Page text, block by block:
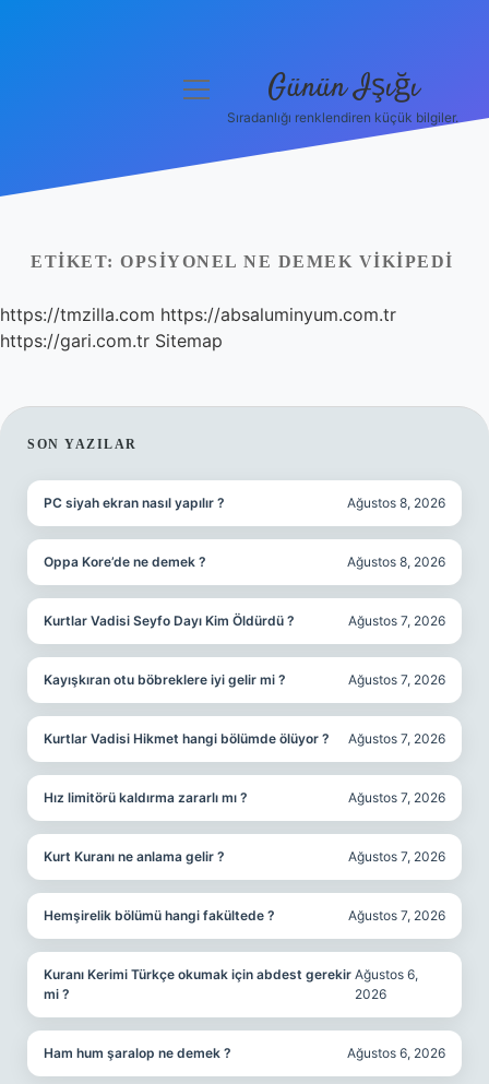
Yasal Uyarı
Hakkımızda
menüyü
Günün Işığı
Sıradanlığı renklendiren küçük bilgiler.
ETIKET: OPSIYONEL NE DEMEK VIKIPEDI
https://tmzilla.com https://absaluminyum.com.tr
https://gari.com.tr Sitemap
SIDEBAR
SON YAZILAR
PC siyah ekran nasıl yapılır ? Ağustos 8, 2026
Oppa Kore’de ne demek ? Ağustos 8, 2026
Kurtlar Vadisi Seyfo Dayı Kim Öldürdü ? Ağustos 7, 2026
Kayışkıran otu böbreklere iyi gelir mi ? Ağustos 7, 2026
Kurtlar Vadisi Hikmet hangi bölümde ölüyor ? Ağustos 7, 2026
Hız limitörü kaldırma zararlı mı ? Ağustos 7, 2026
Kurt Kuranı ne anlama gelir ? Ağustos 7, 2026
Hemşirelik bölümü hangi fakültede ? Ağustos 7, 2026
Kuranı Kerimi Türkçe okumak için abdest gerekir
mi ?
Ağustos 6,
2026
Ham hum şaralop ne demek ? Ağustos 6, 2026